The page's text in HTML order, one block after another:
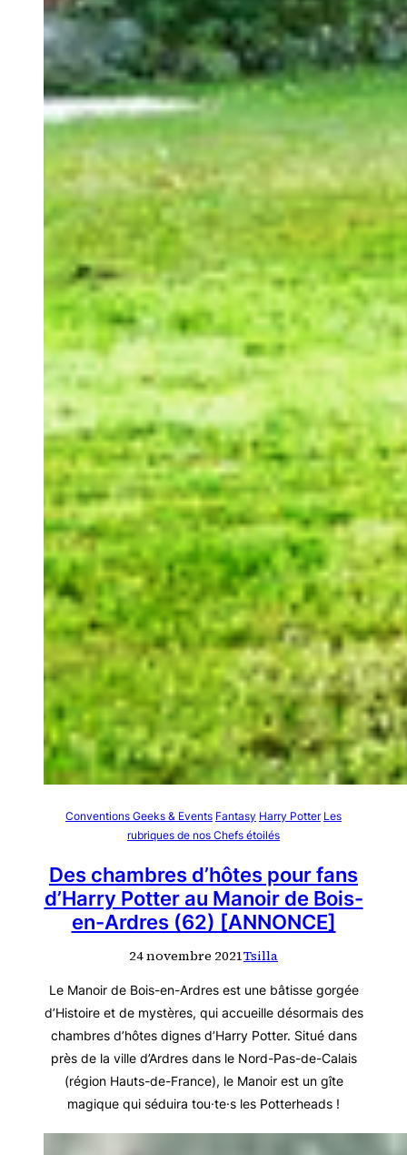
Conventions Geeks & Events Fantasy Harry Potter Les
rubriques de nos Chefs étoilés
Des chambres d’hôtes pour fans
d’Harry Potter au Manoir de Bois-
en-Ardres (62) [ANNONCE]
24 novembre 2021Tsilla
Le Manoir de Bois-en-Ardres est une bâtisse gorgée
d’Histoire et de mystères, qui accueille désormais des
chambres d’hôtes dignes d’Harry Potter. Situé dans
près de la ville d’Ardres dans le Nord-Pas-de-Calais
(région Hauts-de-France), le Manoir est un gîte
magique qui séduira tou·te·s les Potterheads !